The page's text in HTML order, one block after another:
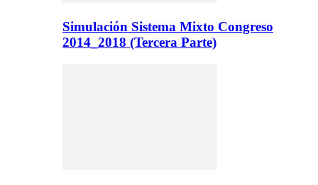
Simulación Sistema Mixto Congreso
2014_2018 (Tercera Parte)